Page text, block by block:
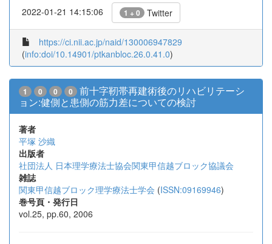
2022-01-21 14:15:06 1 + 0 Twitter
https://ci.nii.ac.jp/naid/130006947829
(info:doi/10.14901/ptkanbloc.26.0.41.0)
1 0 0 0
前十字靭帯再建術後のリハビリテーシ
ョン:健側と患側の筋力差についての検討
著者
平塚 沙織
出版者
社団法人 日本理学療法士協会関東甲信越ブロック協議会
雑誌
関東甲信越ブロック理学療法士学会 (ISSN:09169946)
巻号頁・発行日
vol.25, pp.60, 2006